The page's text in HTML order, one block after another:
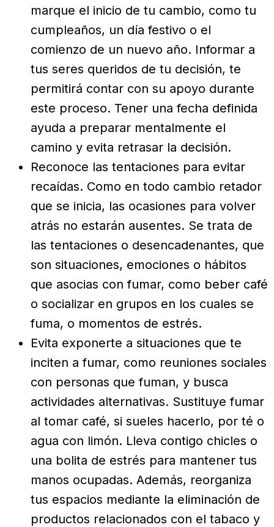
marque el inicio de tu cambio, como tu
cumpleaños, un día festivo o el
comienzo de un nuevo año. Informar a
tus seres queridos de tu decisión, te
permitirá contar con su apoyo durante
este proceso. Tener una fecha definida
ayuda a preparar mentalmente el
camino y evita retrasar la decisión.
Reconoce las tentaciones para evitar
recaídas. Como en todo cambio retador
que se inicia, las ocasiones para volver
atrás no estarán ausentes. Se trata de
las tentaciones o desencadenantes, que
son situaciones, emociones o hábitos
que asocias con fumar, como beber café
o socializar en grupos en los cuales se
fuma, o momentos de estrés.
Evita exponerte a situaciones que te
inciten a fumar, como reuniones sociales
con personas que fuman, y busca
actividades alternativas. Sustituye fumar
al tomar café, si sueles hacerlo, por té o
agua con limón. Lleva contigo chicles o
una bolita de estrés para mantener tus
manos ocupadas. Además, reorganiza
tus espacios mediante la eliminación de
productos relacionados con el tabaco y